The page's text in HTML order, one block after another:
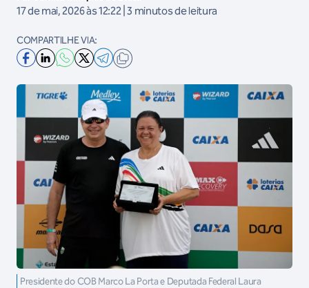
17 de mai, 2026 às 12:22 | 3 minutos de leitura
COMPARTILHE VIA:
Presidente do COB Marco La Porta e Deputada Federal Laura